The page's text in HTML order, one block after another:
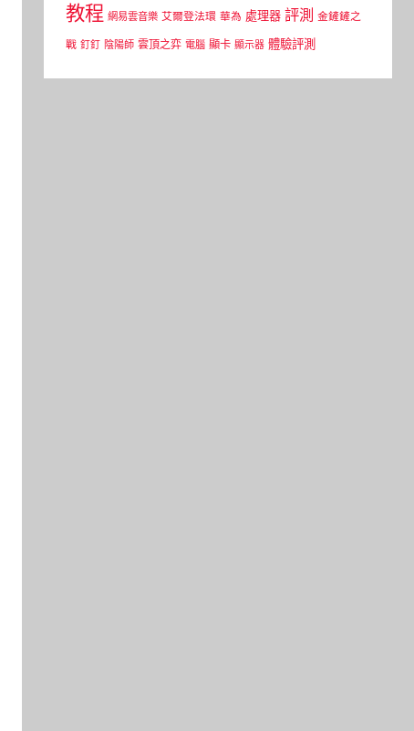
教程 網易雲音樂 艾爾登法環 華為 處理器 評測 金鏟鏟之
戰 釘釘 陰陽師 雲頂之弈 電腦 顯卡 顯示器 體驗評測